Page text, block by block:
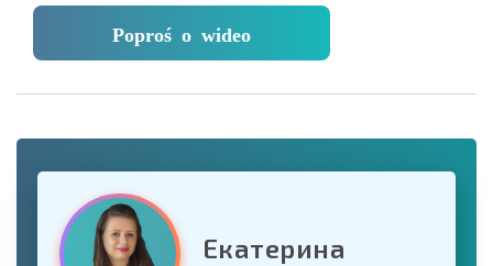
Poproś o wideo
Екатерина